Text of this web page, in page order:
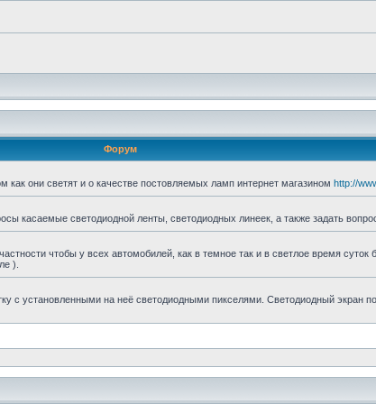
Форум
они светят и о качестве постовляемых ламп интернет магазином http://
касаемые светодиодной ленты, светодиодных линеек, а также задать
чтобы у всех автомобилей, как в темное так и в светлое время
).
с установленными на неё светодиодными пикселями. Светодиодный экран